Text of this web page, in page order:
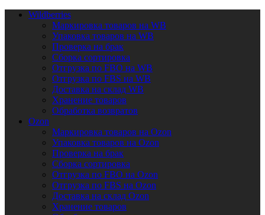
Wildberries
Маркировка товаров на WB
Упаковка товаров на WB
Проверка на брак
Сборка сортировка
Отгрузка по FBO на WB
Отгрузка по FBS на WB
Доставка на склад WB
Хранение товаров
Обработка возвратов
Ozon
Маркировка товаров на Ozon
Упаковка товаров на Ozon
Проверка на брак
Сборка сортировка
Отгрузка по FBO на Ozon
Отгрузка по FBS на Ozon
Доставка на склад Ozon
Хранение товаров